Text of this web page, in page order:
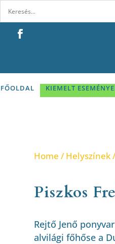
FŐOLDAL KIEMELT
Home /Helyszínek
Piszkos
Rejtő Jenő
alvilági főhőse a